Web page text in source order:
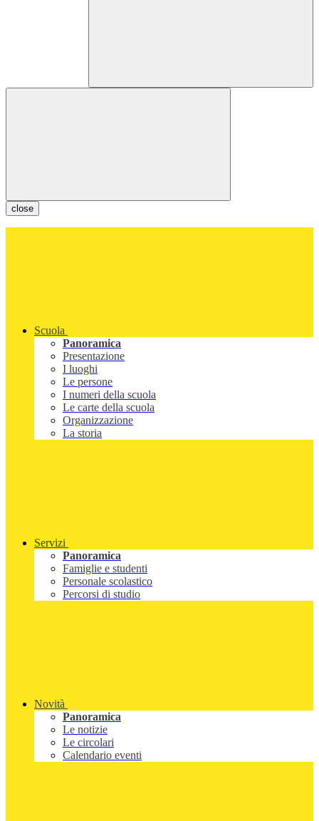
close
Scuola
Panoramica
Presentazione
I luoghi
Le persone
I numeri della scuola
Le carte della scuola
Organizzazione
La storia
Servizi
Panoramica
Famiglie e studenti
Personale scolastico
Percorsi di studio
Novità
Panoramica
Le notizie
Le circolari
Calendario eventi